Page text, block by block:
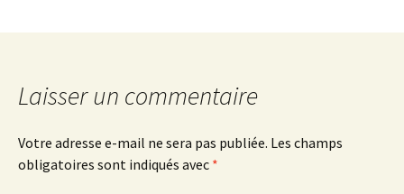
Laisser un commentaire
Votre adresse e-mail ne sera pas publiée. Les champs
obligatoires sont indiqués avec *